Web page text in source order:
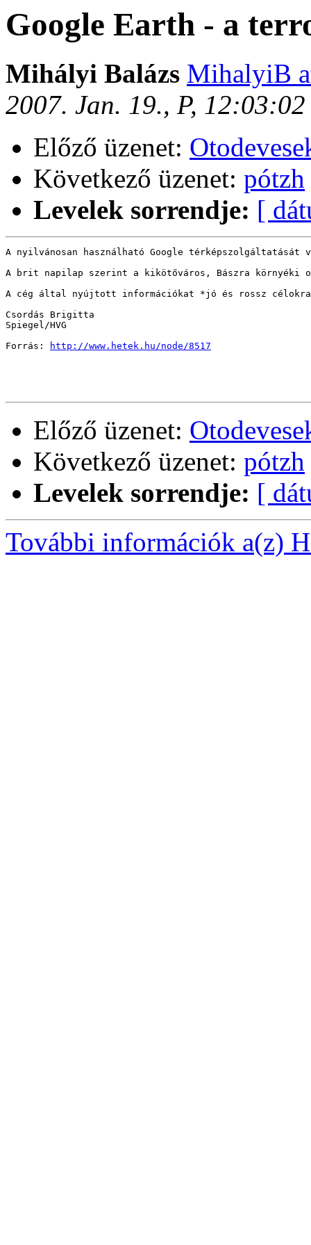
Google Earth - a
Mihályi Balázs MihalyiB
2007. Jan. 19., P,
Előző üzenet:
Következő üzenet: pótzh
Levelek sorrendje: [
A nyilvánosan használható Google
A brit napilap szerint a kikötőváros, Bászra környéki
A cég által nyújtott információkat *jó és rossz célokra
Csordás Brigitta
Spiegel/HVG
Forrás:
http://www.hetek.hu/node/8517
Előző üzenet:
Következő üzenet: pótzh
Levelek sorrendje: [
További információk a(z)